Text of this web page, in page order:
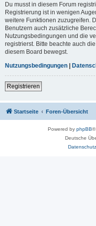
Du musst in diesem Forum
Registrierung ist in wenigen
weitere Funktionen zuzugreifen.
Benutzern auch zusätzliche
Nutzungsbedingungen und die
registrierst. Bitte beachte auch
diesem Board bewegst.
Nutzungsbedingungen |
Registrieren
Startseite Foren-Übersicht
Powered by phpBB®
Deutsche
Datenschutz